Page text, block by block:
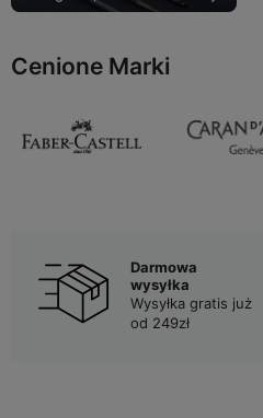
Cenione Marki
Darmowa
wysyłka
Wysyłka gratis już
od 249zł